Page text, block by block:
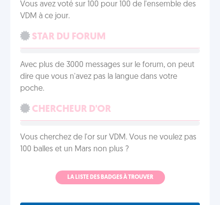
Vous avez voté sur 100 pour 100 de l'ensemble des
VDM à ce jour.
STAR DU FORUM
Avec plus de 3000 messages sur le forum, on peut
dire que vous n'avez pas la langue dans votre
poche.
CHERCHEUR D'OR
Vous cherchez de l'or sur VDM. Vous ne voulez pas
100 balles et un Mars non plus ?
LA LISTE DES BADGES À TROUVER